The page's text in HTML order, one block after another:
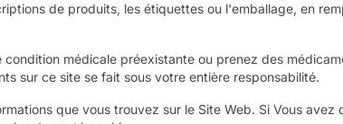
de produits, les étiquettes ou l'emballage, en
médicale préexistante ou prenez des
sur ce site se fait sous votre entière responsabilité.
que vous trouvez sur le Site Web. Si Vous avez